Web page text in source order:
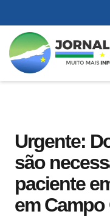
Urgente:
são
paciente
em Campo